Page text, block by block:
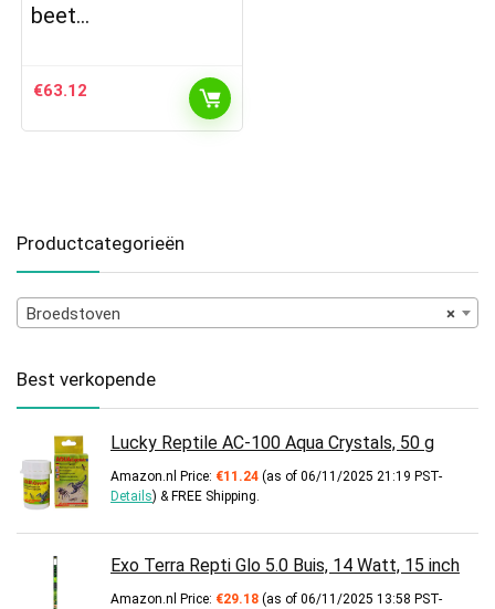
beet…
€63.12
Productcategorieën
×
Broedstoven
Best verkopende
Lucky Reptile AC-100 Aqua Crystals, 50 g
Amazon.nl Price: €11.24 (as of 06/11/2025 21:19 PST-
Details) & FREE Shipping.
Exo Terra Repti Glo 5.0 Buis, 14 Watt, 15 inch
Amazon.nl Price: €29.18 (as of 06/11/2025 13:58 PST-